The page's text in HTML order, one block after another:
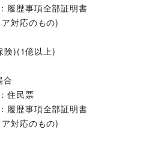
履歴事項全部証明書
対応のもの)
険)(1億以上)
合
住民票
履歴事項全部証明書
対応のもの)